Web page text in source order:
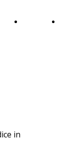
in